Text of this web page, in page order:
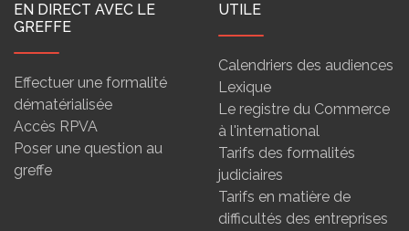
EN DIRECT AVEC LE
GREFFE
Effectuer une formalité
dématérialisée
Accès RPVA
Poser une question au
greffe
UTILE
Calendriers des audiences
Lexique
Le registre du Commerce
à l'international
Tarifs des formalités
judiciaires
Tarifs en matière de
difficultés des entreprises